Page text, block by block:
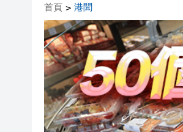
波黑130年
日本2027國
美勞動力市
首頁 > 港聞